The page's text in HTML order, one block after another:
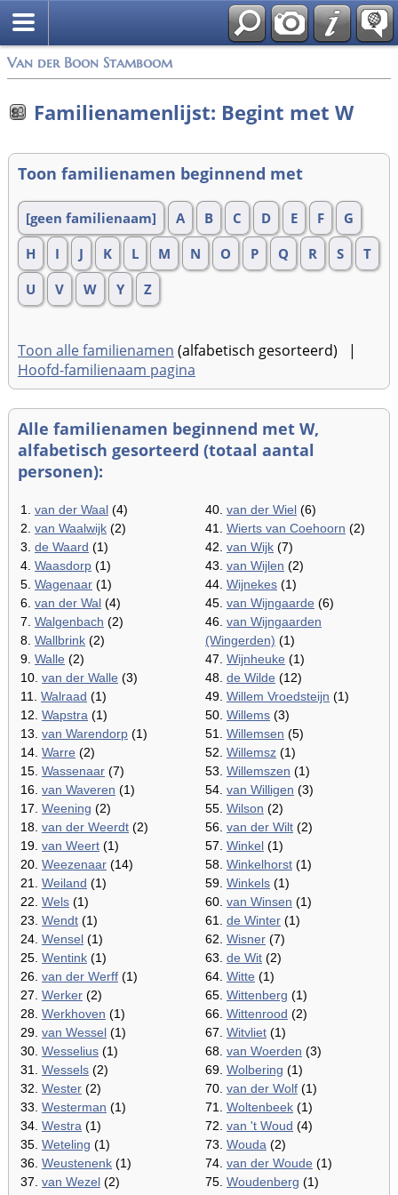
Van der Boon Stamboom
Familienamenlijst: Begint met W
Toon familienamen beginnend met
[geen familienaam] A B C D E F
G
H
I J K L M N O P Q R S
T
U
V W Y Z
Toon alle familienamen (alfabetisch gesorteerd) |
Hoofd-familienaam pagina
Alle familienamen beginnend met W,
alfabetisch gesorteerd (totaal aantal
personen):
1. van der Waal (4)
2. van Waalwijk (2)
3. de Waard (1)
4. Waasdorp (1)
5. Wagenaar (1)
6. van der Wal (4)
7. Walgenbach (2)
8. Wallbrink (2)
9. Walle (2)
10. van der Walle (3)
11. Walraad (1)
12. Wapstra (1)
13. van Warendorp (1)
14. Warre (2)
15. Wassenaar (7)
16. van Waveren (1)
17. Weening (2)
18. van der Weerdt (2)
19. van Weert (1)
20. Weezenaar (14)
21. Weiland (1)
22. Wels (1)
23. Wendt (1)
24. Wensel (1)
25. Wentink (1)
26. van der Werff (1)
27. Werker (2)
28. Werkhoven (1)
29. van Wessel (1)
30. Wesselius (1)
31. Wessels (2)
32. Wester (2)
33. Westerman (1)
34. Westra (1)
35. Weteling (1)
36. Weustenenk (1)
37. van Wezel (2)
40. van der Wiel (6)
41. Wierts van Coehoorn (2)
42. van Wijk (7)
43. van Wijlen (2)
44. Wijnekes (1)
45. van Wijngaarde (6)
46. van Wijngaarden
(Wingerden) (1)
47. Wijnheuke (1)
48. de Wilde (12)
49. Willem Vroedsteijn (1)
50. Willems (3)
51. Willemsen (5)
52. Willemsz (1)
53. Willemszen (1)
54. van Willigen (3)
55. Wilson (2)
56. van der Wilt (2)
57. Winkel (1)
58. Winkelhorst (1)
59. Winkels (1)
60. van Winsen (1)
61. de Winter (1)
62. Wisner (7)
63. de Wit (2)
64. Witte (1)
65. Wittenberg (1)
66. Wittenrood (2)
67. Witvliet (1)
68. van Woerden (3)
69. Wolbering (1)
70. van der Wolf (1)
71. Woltenbeek (1)
72. van 't Woud (4)
73. Wouda (2)
74. van der Woude (1)
75. Woudenberg (1)